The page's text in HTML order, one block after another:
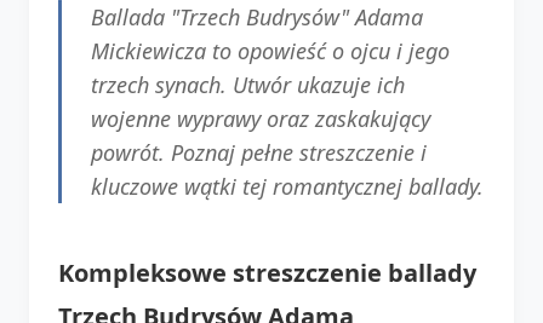
Ballada "Trzech Budrysów" Adama
Mickiewicza to opowieść o ojcu i jego
trzech synach. Utwór ukazuje ich
wojenne wyprawy oraz zaskakujący
powrót. Poznaj pełne streszczenie i
kluczowe wątki tej romantycznej ballady.
Kompleksowe streszczenie ballady
Trzech Budrysów Adama